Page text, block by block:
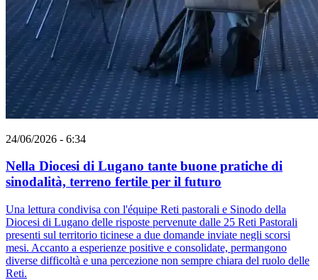
24/06/2026 - 6:34
Nella Diocesi di Lugano tante buone pratiche di
sinodalità, terreno fertile per il futuro
Una lettura condivisa con l'équipe Reti pastorali e Sinodo della
Diocesi di Lugano delle risposte pervenute dalle 25 Reti Pastorali
presenti sul territorio ticinese a due domande inviate negli scorsi
mesi. Accanto a esperienze positive e consolidate, permangono
diverse difficoltà e una percezione non sempre chiara del ruolo delle
Reti.